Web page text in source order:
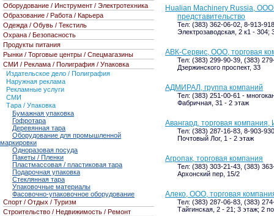
Hualian Machinery Russia,
представительство
Тел: (383) 362-06-02, 8-913-
Электрозаводская, 2 к1 - 304;
АВК-Сервис, ООО, торговая
Тел: (383) 299-90-39, (383)
Дзержинского проспект, 33
АДМИРАЛ, группа компаний
Тел: (383) 251-00-61 -
Фабричная, 31 - 2 этаж
Авангард, торговая
Тел: (383) 287-16-83, 8-903-
Почтовый Лог, 1 - 2 этаж
Агропак, торговая компания
Тел: (383) 303-21-43, (383)
Архонский пер, 15/2
Алеко, ООО, торговая
Тел: (383) 287-06-83, (383)
Тайгинская, 2 - 21; 3 этаж; 2
Оборудование / Инструмент / Электротехника
Образование / Работа / Карьера
Одежда / Обувь / Текстиль
Охрана / Безопасность
Продукты питания
Рынки / Торговые центры / Спецмагазины
СМИ / Реклама / Полиграфия / Упаковка
Издательское дело / Полиграфия
Наружная реклама
Рекламные услуги
СМИ
Тара / Упаковка
Бумажная упаковка
Гофротара
Деревянная тара
Оборудование для промышленной
маркировки
Одноразовая посуда
Пакеты / Пленки
Пластмассовая / пластиковая тара
Подарочная упаковка
Стеклянная тара
Упаковочные материалы
Фасовочно-упаковочное оборудование
Спорт / Отдых / Туризм
Строительство / Недвижимость / Ремонт